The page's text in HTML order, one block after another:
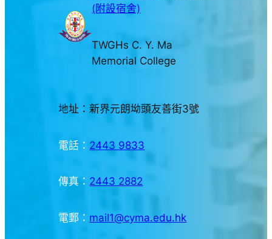
(附設宿舍)
TWGHs C. Y. Ma
Memorial College
地址：新界元朗坳頭友善街3號
電話： 2443 9833
傳真： 2443 2882
電郵： mail1@cyma.edu.hk